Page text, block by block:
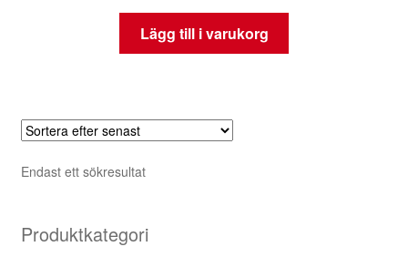
Lägg till i varukorg
Endast ett sökresultat
Produktkategori